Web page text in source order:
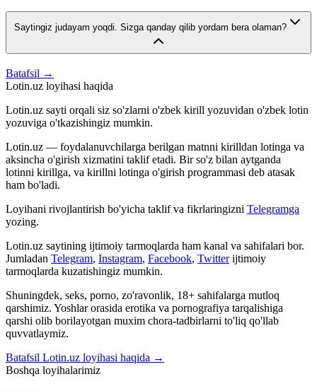
Saytingiz judayam yoqdi. Sizga qanday qilib yordam bera olaman?
Batafsil →
Lotin.uz loyihasi haqida
Lotin.uz sayti orqali siz so'zlarni o'zbek kirill yozuvidan o'zbek lotin
yozuviga o'tkazishingiz mumkin.
Lotin.uz — foydalanuvchilarga berilgan matnni kirilldan lotinga va
aksincha o'girish xizmatini taklif etadi. Bir so'z bilan aytganda
lotinni kirillga, va kirillni lotinga o'girish programmasi deb atasak
ham bo'ladi.
Loyihani rivojlantirish bo'yicha taklif va fikrlaringizni Telegramga
yozing.
Lotin.uz saytining ijtimoiy tarmoqlarda ham kanal va sahifalari bor.
Jumladan Telegram, Instagram, Facebook, Twitter ijtimoiy
tarmoqlarda kuzatishingiz mumkin.
Shuningdek, seks, porno, zo'ravonlik, 18+ sahifalarga mutloq
qarshimiz. Yoshlar orasida erotika va pornografiya tarqalishiga
qarshi olib borilayotgan muxim chora-tadbirlarni to'liq qo'llab
quvvatlaymiz.
Batafsil Lotin.uz loyihasi haqida →
Boshqa loyihalarimiz